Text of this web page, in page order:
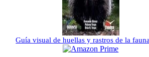
Guía visual de huellas y rastros de la